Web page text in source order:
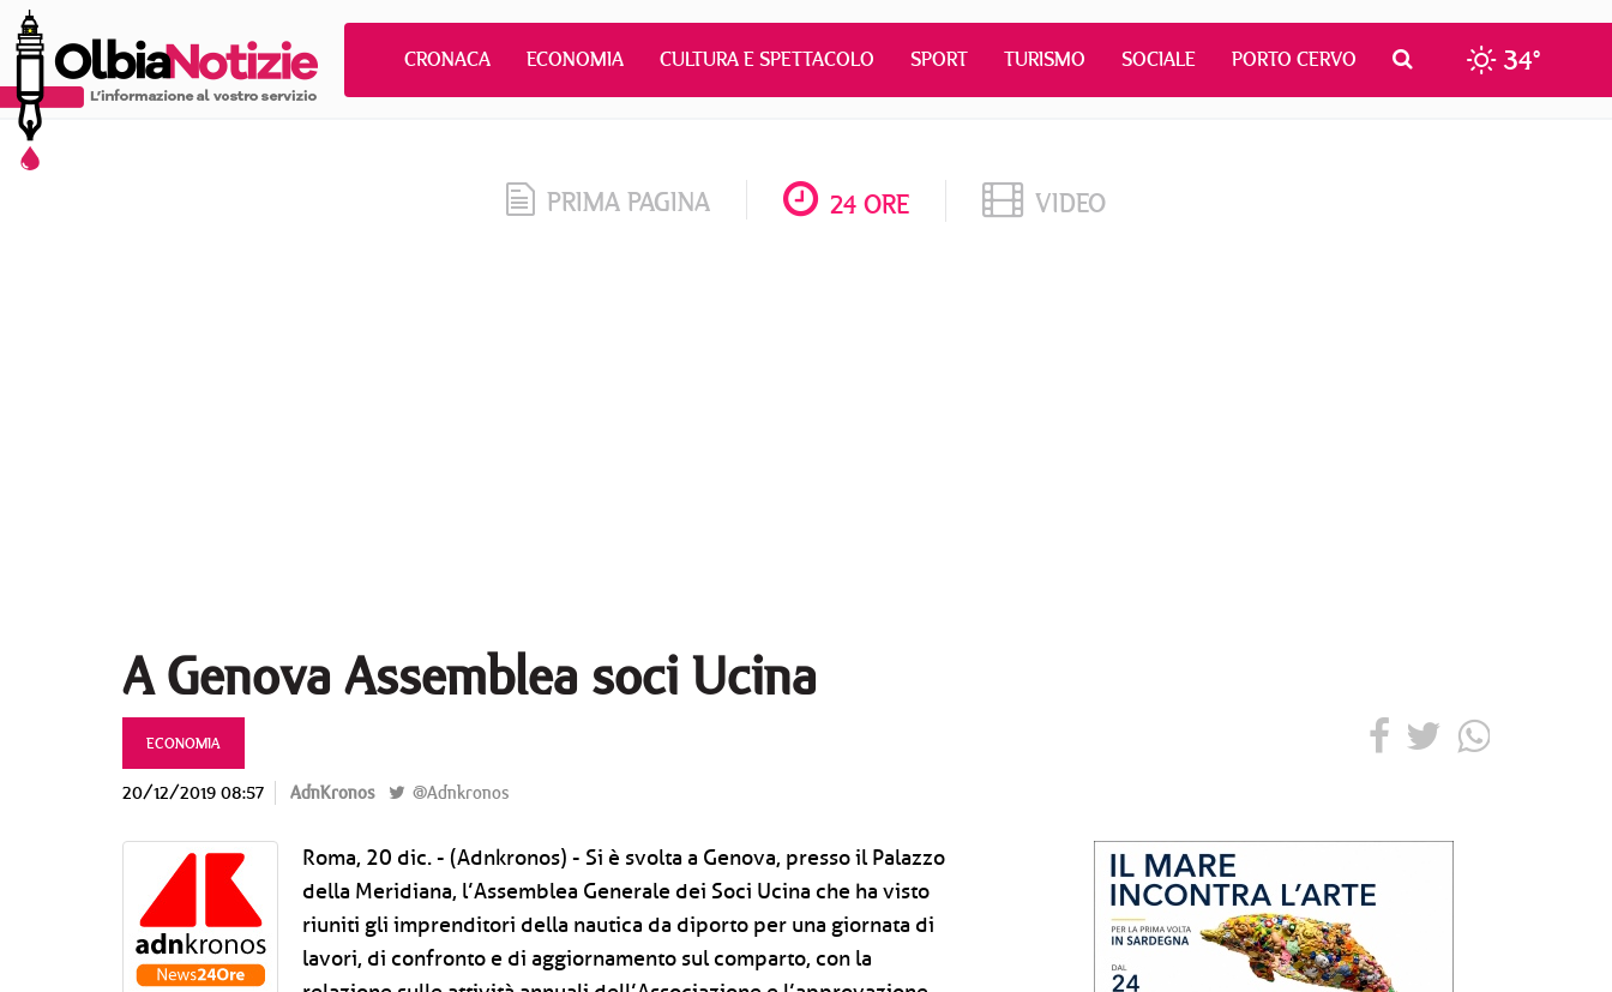
CRONACA ECONOMIA CULTURA E SPETTACOLO SPORT TURISMO SOCIALE PORTO CERVO 34°
PRIMA PAGINA 24 ORE VIDEO
A Genova Assemblea soci Ucina
ECONOMIA
20/12/2019 08:57 AdnKronos @Adnkronos
Roma, 20 dic. - (Adnkronos) - Si è svolta a Genova, presso il Palazzo
della Meridiana, l’Assemblea Generale dei Soci Ucina che ha visto
riuniti gli imprenditori della nautica da diporto per una giornata di
lavori, di confronto e di aggiornamento sul comparto, con la